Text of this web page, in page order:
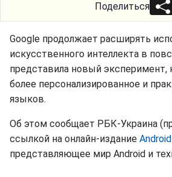
Поделиться
Google продолжает расширять
искусственного интеллекта в
представила новый эксперимент,
более персонализированное и
языков.
Об этом сообщает РБК-Украина
ссылкой на онлайн-издание
представляющее мир Android и